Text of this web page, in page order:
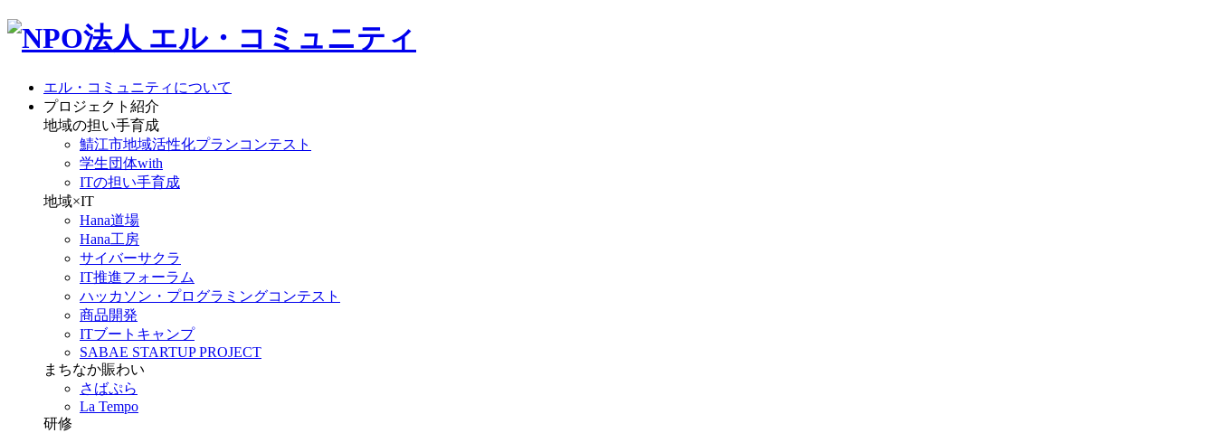
エル・コミュニティについて
プロジェクト紹介
地域の担い手育成
鯖江市地域活性化プランコンテスト
学生団体with
ITの担い手育成
地域×IT
Hana道場
Hana工房
サイバーサクラ
IT推進フォーラム
ハッカソン・プログラミングコンテスト
商品開発
ITブートキャンプ
SABAE STARTUP PROJECT
まちなか賑わい
さばぷら
La Tempo
研修